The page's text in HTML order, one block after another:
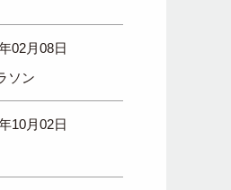
02月08日
ソン
10月02日